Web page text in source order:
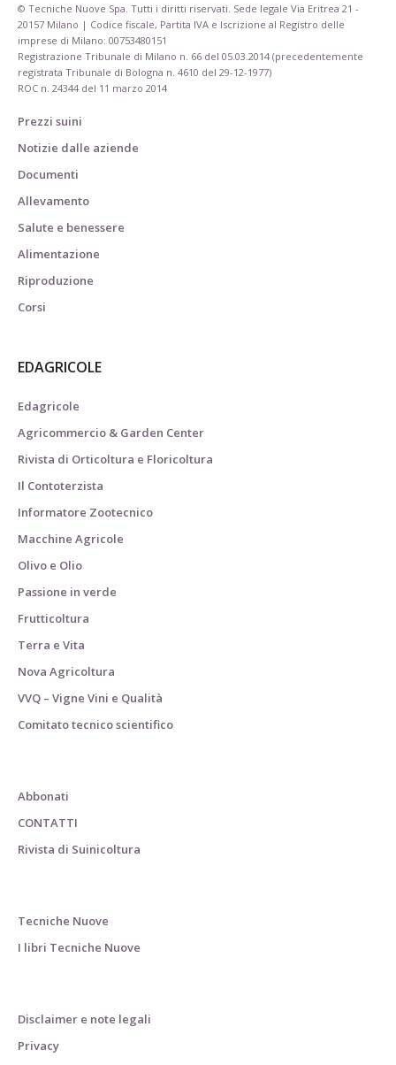
© Tecniche Nuove Spa. Tutti i diritti riservati. Sede legale Via Eritrea 21 -
20157 Milano | Codice fiscale, Partita IVA e Iscrizione al Registro delle
imprese di Milano: 00753480151
Registrazione Tribunale di Milano n. 66 del 05.03.2014 (precedentemente
registrata Tribunale di Bologna n. 4610 del 29-12-1977)
ROC n. 24344 del 11 marzo 2014
Prezzi suini
Notizie dalle aziende
Documenti
Allevamento
Salute e benessere
Alimentazione
Riproduzione
Corsi
EDAGRICOLE
Edagricole
Agricommercio & Garden Center
Rivista di Orticoltura e Floricoltura
Il Contoterzista
Informatore Zootecnico
Macchine Agricole
Olivo e Olio
Passione in verde
Frutticoltura
Terra e Vita
Nova Agricoltura
VVQ – Vigne Vini e Qualità
Comitato tecnico scientifico
Abbonati
CONTATTI
Rivista di Suinicoltura
Tecniche Nuove
I libri Tecniche Nuove
Disclaimer e note legali
Privacy